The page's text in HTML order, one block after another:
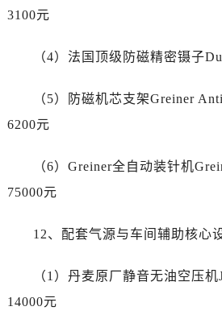
3100元
（4）法国顶级防磁精密镊子
（5）防磁机芯支架Greiner
6200元
（6）Greiner全自动装针机
75000元
12、配套气源与车间辅助核心
（1）丹麦原厂静音无油空压
14000元